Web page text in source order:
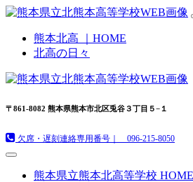
熊本北高 ｜HOME
北高の日々
〒861-8082 熊本県熊本市北区兎谷３丁目５−１
欠席・遅刻連絡専用番号｜ 096-215-8050
熊本県立熊本北高等学校 HOME